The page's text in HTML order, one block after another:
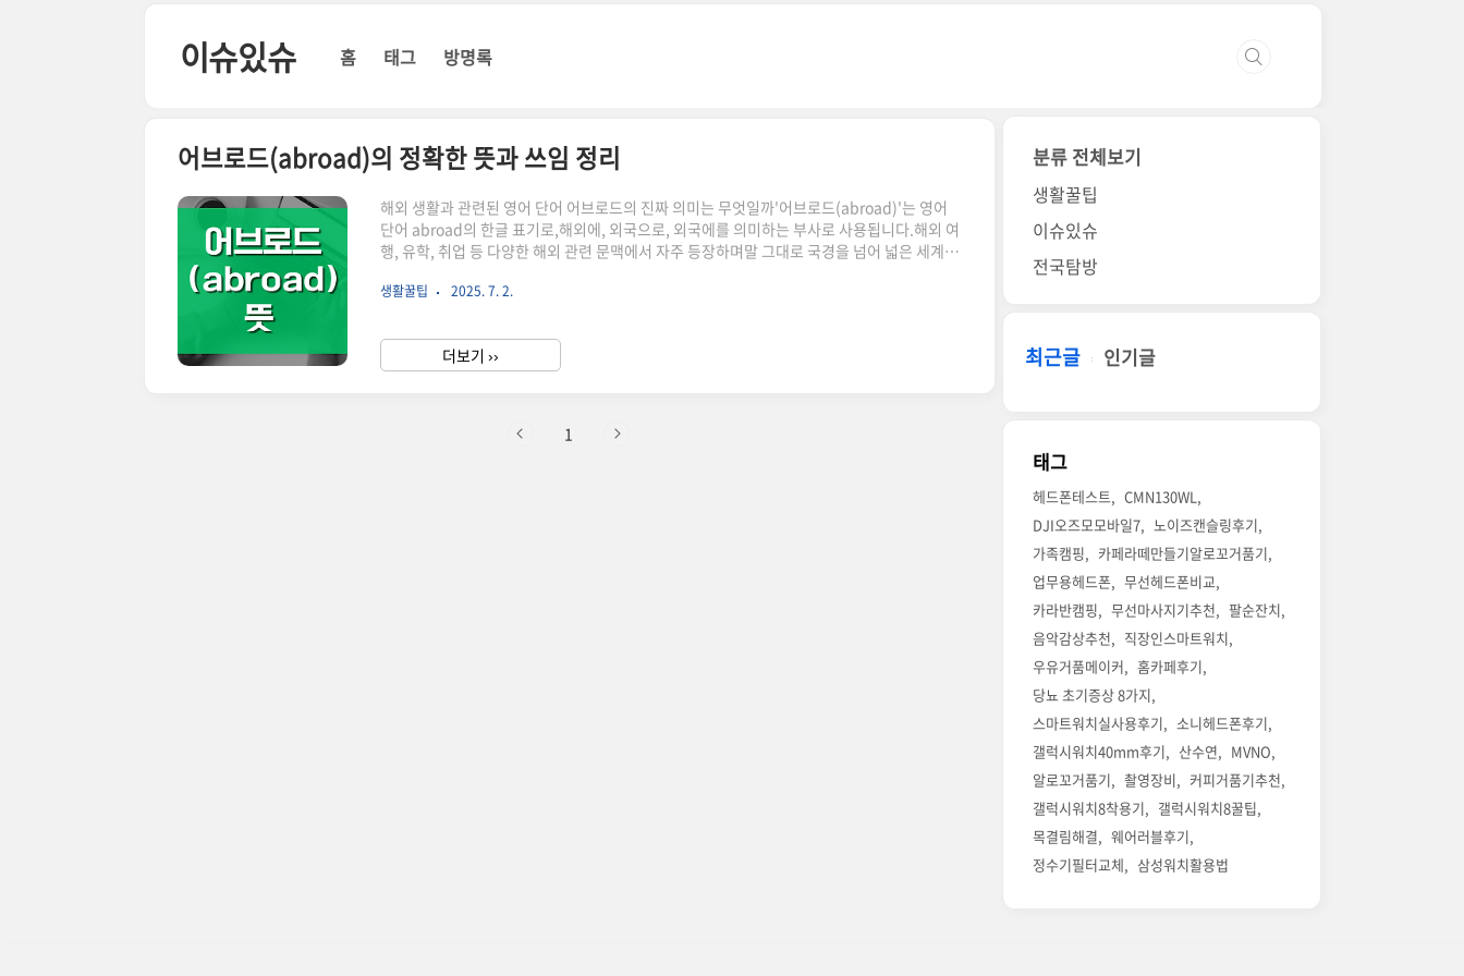
이슈있슈 홈 태그 방명록
어브로드(abroad)의 정확한 뜻과 쓰임 정리
해외 생활과 관련된 영어 단어 어브로드의 진짜 의미는 무엇일까'어브로드(abroad)'는 영어
단어 abroad의 한글 표기로,해외에, 외국으로, 외국에를 의미하는 부사로 사용됩니다.해외 여
행, 유학, 취업 등 다양한 해외 관련 문맥에서 자주 등장하며말 그대로 국경을 넘어 넓은 세계로
'외국'이란 의미를 넘어서,해외라는 넓은 공간으로 이동하거나 활동하는 상태를 나타냅니다.
문장에서 사용됩니다."I want to study abroad." = 나는 해외에서 공부하고 싶다.이 문장이
대표적인 예입니다. 어브로드의 어원적 ..
생활꿀팁 2025. 7. 2.
더보기 ››
1
분류 전체보기
생활꿀팁
이슈있슈
전국탐방
최근글 인기글
태그
헤드폰테스트
CMN130WL
DJI오즈모모바일7
노이즈캔슬링후기
가족캠핑
카페라떼만들기알로꼬거품기
업무용헤드폰
무선헤드폰비교
카라반캠핑
무선마사지기추천
팔순잔치
음악감상추천
직장인스마트워치
우유거품메이커
홈카페후기
당뇨 초기증상 8가지
스마트워치실사용후기
소니헤드폰후기
갤럭시워치40mm후기
산수연
MVNO
알로꼬거품기
촬영장비
커피거품기추천
갤럭시워치8착용기
갤럭시워치8꿀팁
목결림해결
웨어러블후기
정수기필터교체
삼성워치활용법